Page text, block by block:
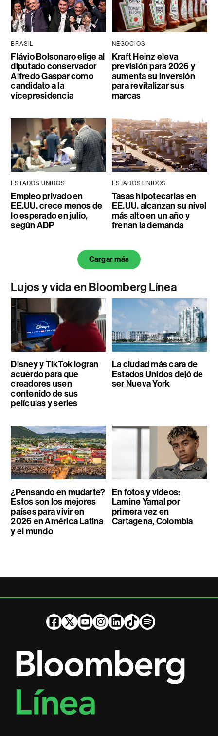
BRASIL
Flávio Bolsonaro elige al
diputado conservador
Alfredo Gaspar como
candidato a la
vicepresidencia
NEGOCIOS
Kraft Heinz eleva
previsión para 2026 y
aumenta su inversión
para revitalizar sus
marcas
ESTADOS UNIDOS
Empleo privado en
EE.UU. crece menos de
lo esperado en julio,
según ADP
ESTADOS UNIDOS
Tasas hipotecarias en
EE.UU. alcanzan su nivel
más alto en un año y
frenan la demanda
Cargar más
Lujos y vida en Bloomberg Línea
Disney y TikTok logran
acuerdo para que
creadores usen
contenido de sus
películas y series
La ciudad más cara de
Estados Unidos dejó de
ser Nueva York
¿Pensando en mudarte?
Estos son los mejores
países para vivir en
2026 en América Latina
y el mundo
En fotos y videos:
Lamine Yamal por
primera vez en
Cartagena, Colombia